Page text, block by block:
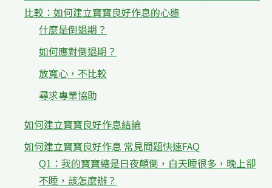
比較：如何建立寶寶良好作息的心態
什麼是倒退期？
如何應對倒退期？
放寬心，不比較
尋求專業協助
如何建立寶寶良好作息結論
如何建立寶寶良好作息 常見問題快速FAQ
Q1：我的寶寶總是日夜顛倒，白天睡很多，晚上卻
不睡，該怎麼辦？